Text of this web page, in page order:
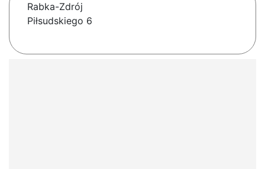
Rabka-Zdrój
Piłsudskiego 6